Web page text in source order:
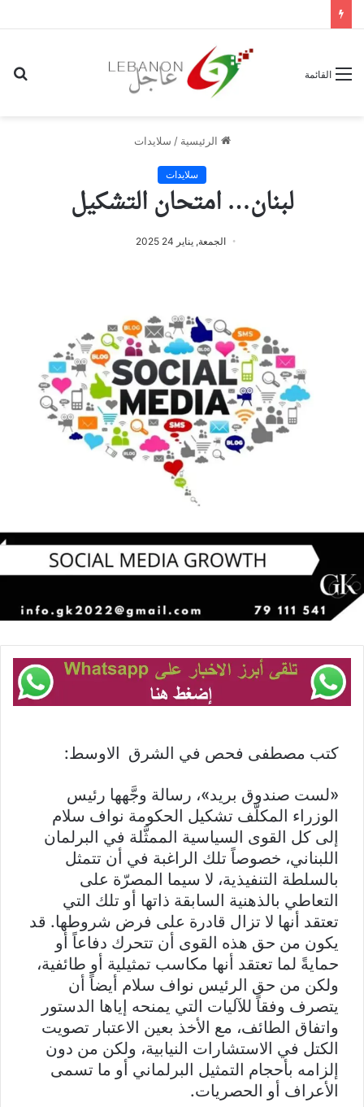
القائمة
الرئيسية / سلايدات
سلايدات
لبنان… امتحان التشكيل
الجمعة, يناير 24 2025
كتب مصطفى فحص في الشرق الاوسط:
«لست صندوق بريد»، رسالة وجَّهها رئيس
الوزراء المكلّف تشكيل الحكومة نواف سلام
إلى كل القوى السياسية الممثَّلة في البرلمان
اللبناني، خصوصاً تلك الراغبة في أن تتمثل
بالسلطة التنفيذية، لا سيما المصرّة على
التعاطي بالذهنية السابقة ذاتها أو تلك التي
تعتقد أنها لا تزال قادرة على فرض شروطها. قد
يكون من حق هذه القوى أن تتحرك دفاعاً أو
حمايةً لما تعتقد أنها مكاسب تمثيلية أو طائفية،
ولكن من حق الرئيس نواف سلام أيضاً أن
يتصرف وفقاً للآليات التي يمنحه إياها الدستور
واتفاق الطائف، مع الأخذ بعين الاعتبار تصويت
الكتل في الاستشارات النيابية، ولكن من دون
إلزامه بأحجام التمثيل البرلماني أو ما تسمى
الأعراف أو الحصريات.